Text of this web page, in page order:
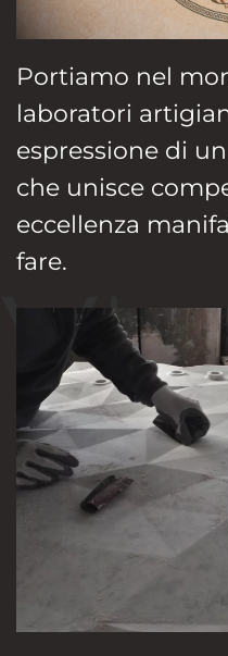
Portiamo nel
laboratori
espressione di
che unisce
eccellenza
fare.